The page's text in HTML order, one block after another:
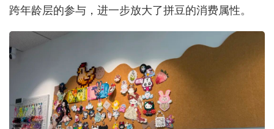
跨年龄层的参与，进一步放大了拼豆的消费属性。